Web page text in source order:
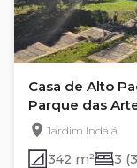
Casa de Alto Padrão com 3 Suítes -
Parque das
Jardim Indaiá
342 m² 3